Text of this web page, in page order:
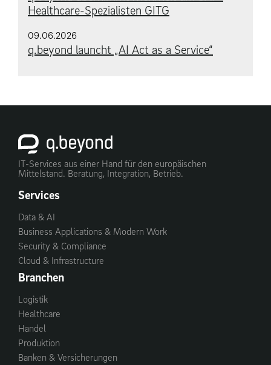
Healthcare-Spezialisten GITG
09.06.2026
q.beyond launcht „AI Act as a Service“
IT-Services aus einer Hand für den europäischen
Mittelstand. Beratung, Integration, Betrieb.
Services
Data & AI
Business Applications & Modern Work
Security & Compliance
Cloud & Infrastructure
Branchen
Logistik
Healthcare
Handel
Produktion
Banken & Versicherungen